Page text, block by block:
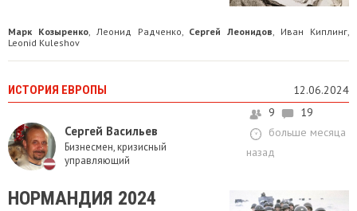
Марк Козыренко, Леонид Радченко, Сергей Леонидов, Иван Киплинг,
Leonid Kuleshov
ИСТОРИЯ ЕВРОПЫ 12.06.2024
Сергей Васильев
Бизнесмен, кризисный
управляющий
9
19
больше месяца
назад
НОРМАНДИЯ 2024